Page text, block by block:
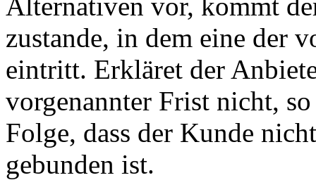
zustande, in dem eine der
eintritt. Erkläret der
vorgenannter Frist nicht,
Folge, dass der Kunde
gebunden ist.